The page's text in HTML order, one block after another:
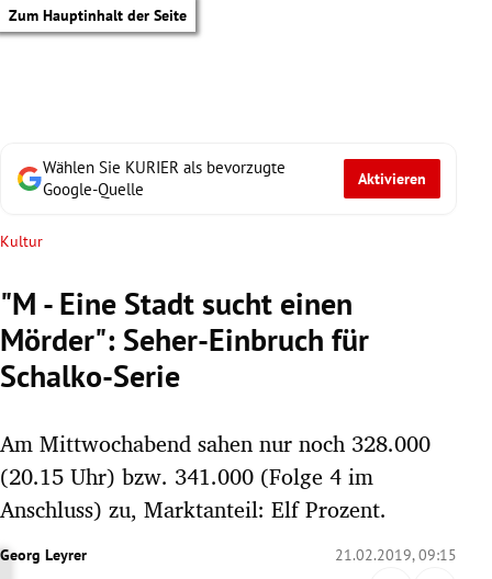
Zum Hauptinhalt der Seite
Untermenü
Untermenü
Wählen Sie KURIER als bevorzugte
Google-Quelle
Aktivieren
Kultur
"M - Eine Stadt sucht einen
Mörder": Seher-Einbruch für
Schalko-Serie
Am Mittwochabend sahen nur noch 328.000
(20.15 Uhr) bzw. 341.000 (Folge 4 im
Anschluss) zu, Marktanteil: Elf Prozent.
Georg Leyrer 21.02.2019, 09:15